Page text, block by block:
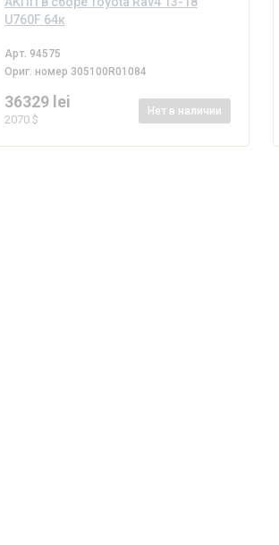
U760F 64к
Арт. 94575
Ориг. номер 305100R01084
36329 lei
2070 $
Нет в наличии